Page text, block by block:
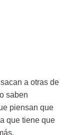
a otras de
saben
piensan que
que tiene que